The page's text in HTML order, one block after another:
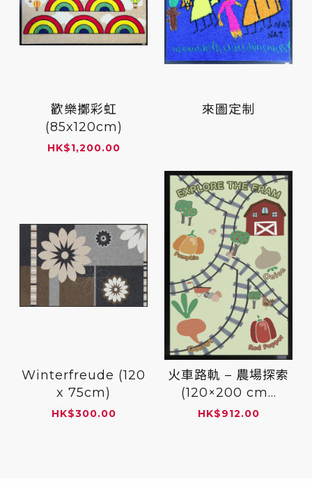
歡樂擲彩虹
(85x120cm)
HK$1,200.00
來圖定制
Winterfreude (120
x 75cm)
HK$300.00
火車路軌 – 農場探索
(120×200 cm...
HK$912.00